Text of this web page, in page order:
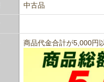
中古品
商品代金合計が5,000円